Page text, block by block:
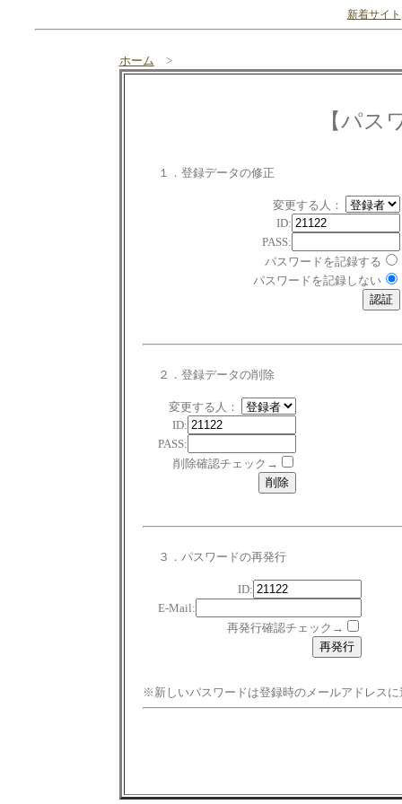
新着サイト
ホーム >
【パス
１．登録データの修正
変更する人：
ID:
PASS:
パスワードを記録する
パスワードを記録しない
２．登録データの削除
変更する人：
ID:
PASS:
削除確認チェック→
３．パスワードの再発行
ID:
E-Mail:
再発行確認チェック→
※新しいパスワードは登録時のメールアドレスに